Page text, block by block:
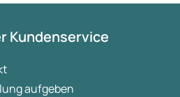
Kundenservice
aufgeben